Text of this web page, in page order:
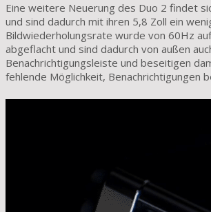
Eine weitere Neuerung des Duo 2 findet
und sind dadurch mit ihren 5,8 Zoll ein
Bildwiederholungsrate wurde von 60Hz
abgeflacht und sind dadurch von außen
Benachrichtigungsleiste und beseitigen
fehlende Möglichkeit, Benachrichtigungen